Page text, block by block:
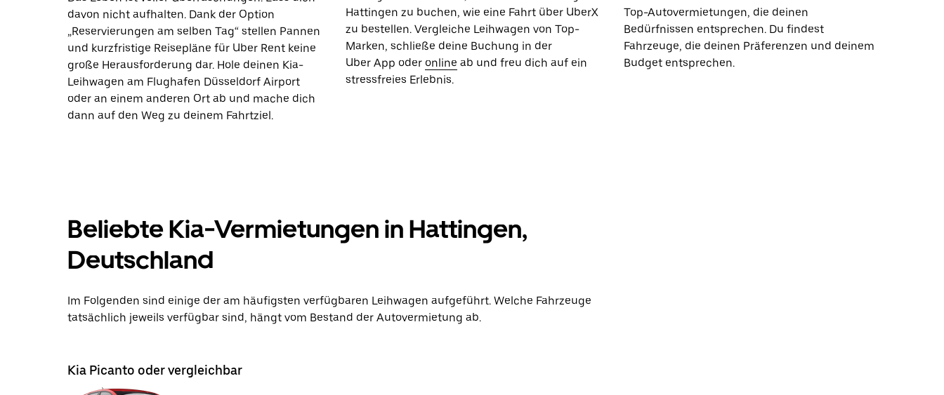
davon nicht aufhalten. Dank der Option
„Reservierungen am selben Tag“ stellen Pannen
und kurzfristige Reisepläne für Uber Rent keine
große Herausforderung dar. Hole deinen Kia-
Leihwagen am Flughafen Düsseldorf Airport
oder an einem anderen Ort ab und mache dich
dann auf den Weg zu deinem Fahrtziel.
Hattingen zu buchen, wie eine Fahrt über UberX
zu bestellen. Vergleiche Leihwagen von Top-
Marken, schließe deine Buchung in der
Uber App oder online ab und freu dich auf ein
stressfreies Erlebnis.
Top-Autovermietungen, die deinen
Bedürfnissen entsprechen. Du findest
Fahrzeuge, die deinen Präferenzen und deinem
Budget entsprechen.
Beliebte Kia-Vermietungen in Hattingen,
Deutschland
Im Folgenden sind einige der am häufigsten verfügbaren Leihwagen aufgeführt. Welche Fahrzeuge
tatsächlich jeweils verfügbar sind, hängt vom Bestand der Autovermietung ab.
Kia Picanto oder vergleichbar